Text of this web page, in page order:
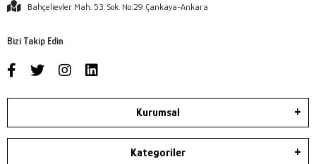
Bahçelievler Mah. 53. Sok. No:29 Çankaya-Ankara
Bizi Takip Edin
Kurumsal
Kategoriler